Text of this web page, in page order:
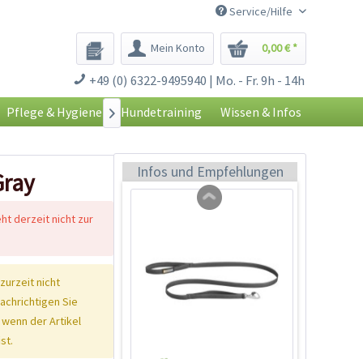
Service/Hilfe
Mein Konto 0,00 € *
+49 (0) 6322-9495940 | Mo. - Fr. 9h - 14h
Pflege & Hygiene Hundetraining Wissen & Infos

derzeit nicht zur
nicht
Sie
der Artikel
Infos und Empfehlungen
Ruffwear Flat Out
Halsband Rocky
Mountains
29,90 € *